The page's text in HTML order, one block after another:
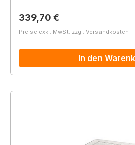
Regulärer Preis:
339,70 €
Preise exkl. MwSt. zzgl. Versandkosten
In den